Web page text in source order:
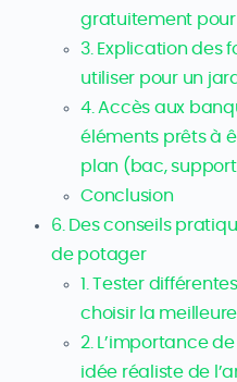
gratuitement pour
3. Explication des
utiliser pour un
4. Accès aux
éléments prêts à
plan (bac,
Conclusion
6. Des conseils
de potager
1. Tester
choisir la meilleure
2. L’importance
idée réaliste de